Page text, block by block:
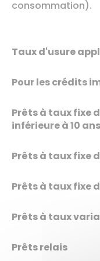
consommation).
Taux d'usure
Pour les crédits
Prêts à taux fixe
inférieure à 10 ans
Prêts à taux fixe
Prêts à taux fixe
Prêts à taux
Prêts relais